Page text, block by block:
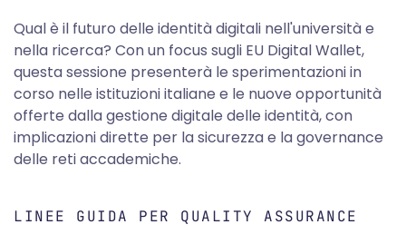
Qual è il futuro delle identità digitali nell'università e
nella ricerca? Con un focus sugli EU Digital Wallet,
questa sessione presenterà le sperimentazioni in
corso nelle istituzioni italiane e le nuove opportunità
offerte dalla gestione digitale delle identità, con
implicazioni dirette per la sicurezza e la governance
delle reti accademiche.
LINEE GUIDA PER QUALITY ASSURANCE